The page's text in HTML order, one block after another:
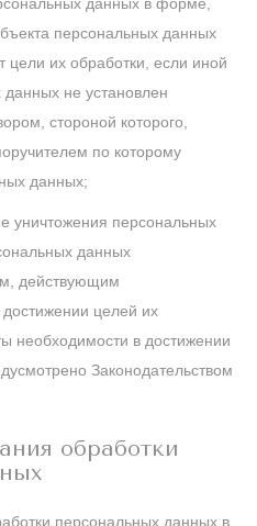
персональных данных
цели их обработки, если иной
не установлен
стороной которого,
по которому
данных;
уничтожения персональных
данных
действующим
целей их
необходимости в достижении
Законодательством
обработки
персональных данных в